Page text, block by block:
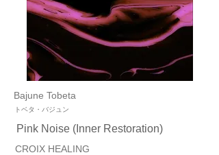
Bajune Tobeta
トベタ・バジュン
Pink Noise (Inner Restoration)
CROIX HEALING